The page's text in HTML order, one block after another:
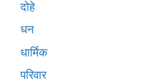
दोहे
धन
धार्मिक
परिवार